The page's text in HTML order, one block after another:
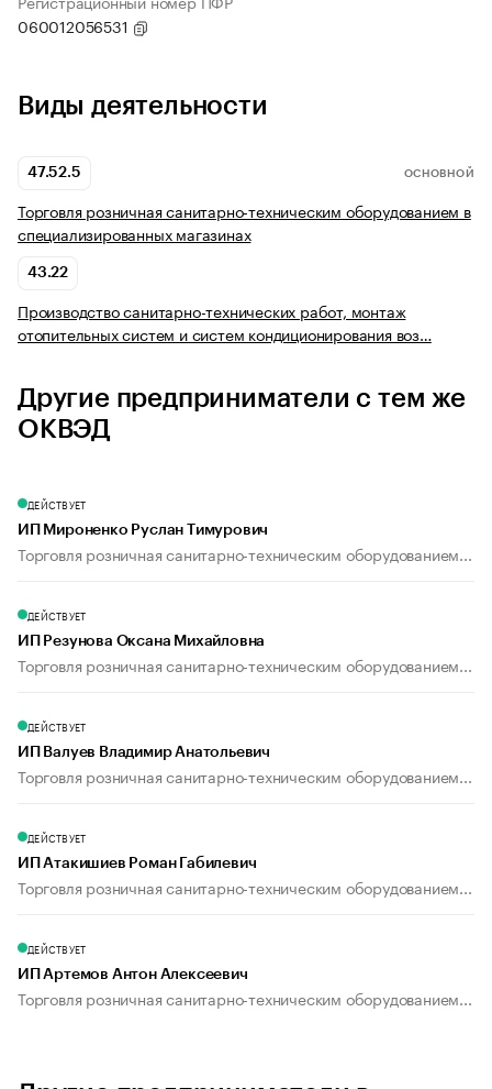
060012056531
Виды деятельности
47.52.5 ОСНОВНОЙ
Торговля розничная санитарно-техническим оборудованием в
специализированных магазинах
43.22
Производство санитарно-технических работ, монтаж
отопительных систем и систем кондиционирования воз…
Другие предприниматели с тем же
ОКВЭД
ДЕЙСТВУЕТ
ИП Мироненко Руслан Тимурович
Торговля розничная санитарно-техническим оборудованием...
ДЕЙСТВУЕТ
ИП Резунова Оксана Михайловна
Торговля розничная санитарно-техническим оборудованием...
ДЕЙСТВУЕТ
ИП Валуев Владимир Анатольевич
Торговля розничная санитарно-техническим оборудованием...
ДЕЙСТВУЕТ
ИП Атакишиев Роман Габилевич
Торговля розничная санитарно-техническим оборудованием...
ДЕЙСТВУЕТ
ИП Артемов Антон Алексеевич
Торговля розничная санитарно-техническим оборудованием...